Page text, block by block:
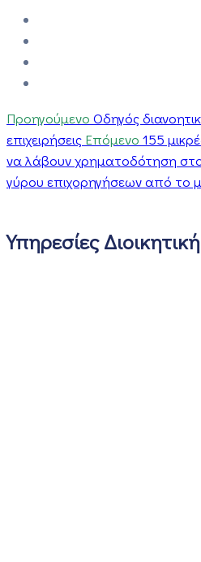
Προηγούμενο Οδηγός
επιχειρήσεις Επόμενο 155
να λάβουν χρηματοδότηση
γύρου επιχορηγήσεων από το
Υπηρεσίες